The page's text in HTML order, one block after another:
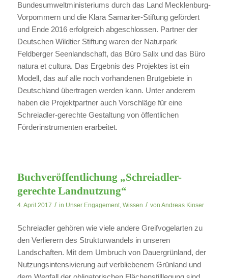
Bundesumweltministeriums durch das Land Mecklenburg-
Vorpommern und die Klara Samariter-Stiftung gefördert
und Ende 2016 erfolgreich abgeschlossen. Partner der
Deutschen Wildtier Stiftung waren der Naturpark
Feldberger Seenlandschaft, das Büro Salix und das Büro
natura et cultura. Das Ergebnis des Projektes ist ein
Modell, das auf alle noch vorhandenen Brutgebiete in
Deutschland übertragen werden kann. Unter anderem
haben die Projektpartner auch Vorschläge für eine
Schreiadler-gerechte Gestaltung von öffentlichen
Förderinstrumenten erarbeitet.
Buchveröffentlichung „Schreiadler-
gerechte Landnutzung“
4. April 2017 / in Unser Engagement, Wissen / von Andreas Kinser
Schreiadler gehören wie viele andere Greifvogelarten zu
den Verlierern des Strukturwandels in unseren
Landschaften. Mit dem Umbruch von Dauergrünland, der
Nutzungsintensivierung auf verbliebenem Grünland und